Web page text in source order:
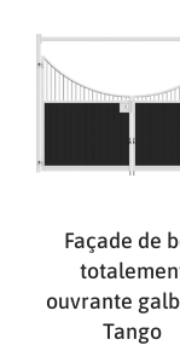
Façade de
ouvrante
Tango